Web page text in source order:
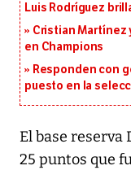
Luis Rodríguez
Cristian Martínez
en Champions
Responden con
puesto en la
El base
25 puntos que